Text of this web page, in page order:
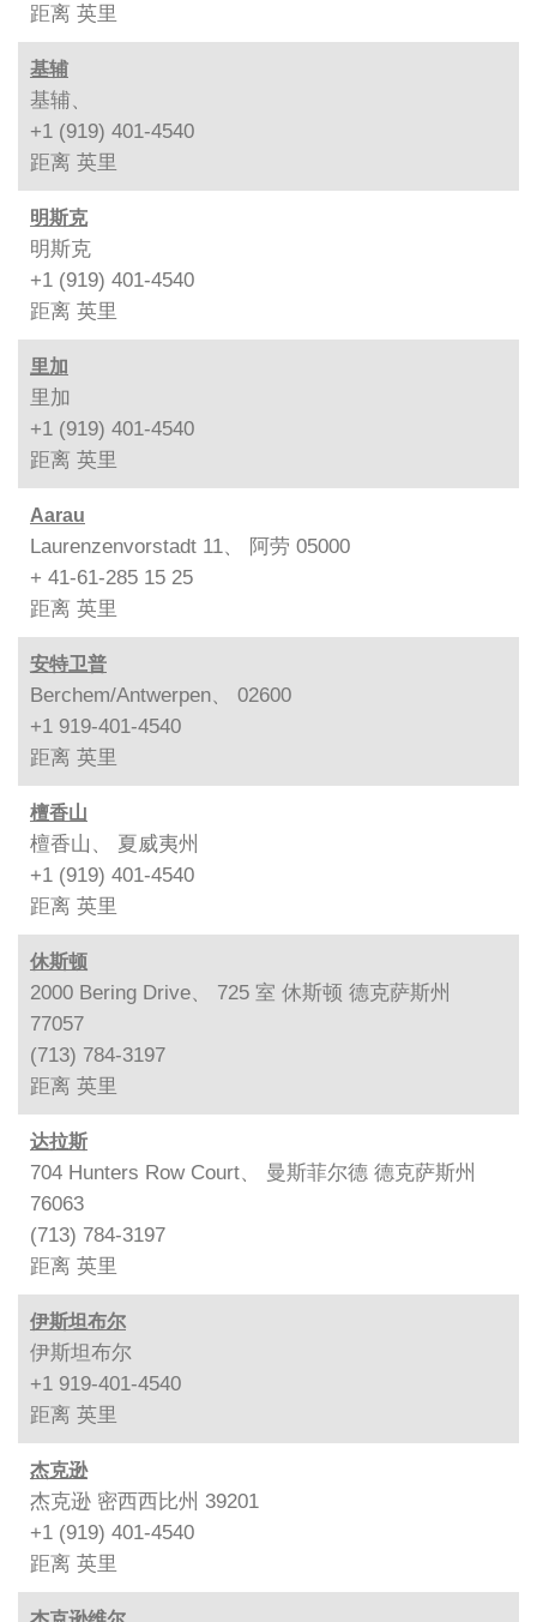
距离 英里
基辅
基辅、
+1 (919) 401-4540
距离 英里
明斯克
明斯克
+1 (919) 401-4540
距离 英里
里加
里加
+1 (919) 401-4540
距离 英里
Aarau
Laurenzenvorstadt 11、 阿劳 05000
+ 41-61-285 15 25
距离 英里
安特卫普
Berchem/Antwerpen、 02600
+1 919-401-4540
距离 英里
檀香山
檀香山、 夏威夷州
+1 (919) 401-4540
距离 英里
休斯顿
2000 Bering Drive、 725 室 休斯顿 德克萨斯州
77057
(713) 784-3197
距离 英里
达拉斯
704 Hunters Row Court、 曼斯菲尔德 德克萨斯州
76063
(713) 784-3197
距离 英里
伊斯坦布尔
伊斯坦布尔
+1 919-401-4540
距离 英里
杰克逊
杰克逊 密西西比州 39201
+1 (919) 401-4540
距离 英里